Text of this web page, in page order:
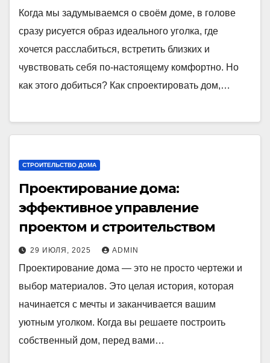
Когда мы задумываемся о своём доме, в голове
сразу рисуется образ идеального уголка, где
хочется расслабиться, встретить близких и
чувствовать себя по-настоящему комфортно. Но
как этого добиться? Как спроектировать дом,…
СТРОИТЕЛЬСТВО ДОМА
Проектирование дома:
эффективное управление
проектом и строительством
29 ИЮЛЯ, 2025 ADMIN
Проектирование дома — это не просто чертежи и
выбор материалов. Это целая история, которая
начинается с мечты и заканчивается вашим
уютным уголком. Когда вы решаете построить
собственный дом, перед вами…